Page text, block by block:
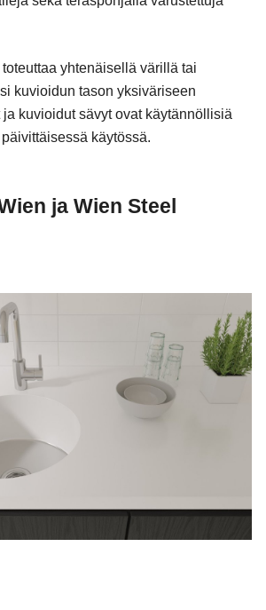
yhtenäisellä värillä tai
kuvioidun tason yksiväriseen
kuvioidut sävyt ovat käytännöllisiä
käytössä.
ja Wien Steel